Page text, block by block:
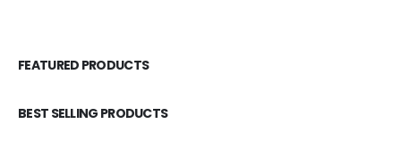
FEATURED PRODUCTS
BEST SELLING PRODUCTS